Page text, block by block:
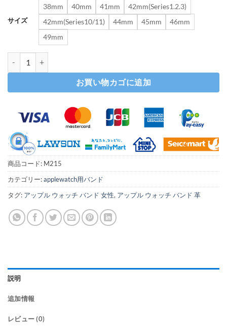
サイズ
38mm 40mm 41mm
42mm(Series1.2.3)
42mm(Series10/11)
44mm 45mm
46mm
49mm
お買い物カゴに追加
商品コード: M215
カテゴリー:applewatch用バンド
タグ: アップル ウォッチ バンド 女性, アップル ウォッチ バンド 革
説明
追加情報
レビュー (0)